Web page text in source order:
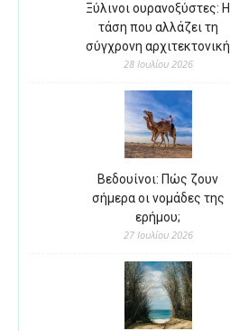
Ξύλινοι ουρανοξύστες: Η
τάση που αλλάζει τη
σύγχρονη αρχιτεκτονική
28 Ιουλίου 2026
Βεδουίνοι: Πώς ζουν
σήμερα οι νομάδες της
ερήμου;
27 Ιουλίου 2026